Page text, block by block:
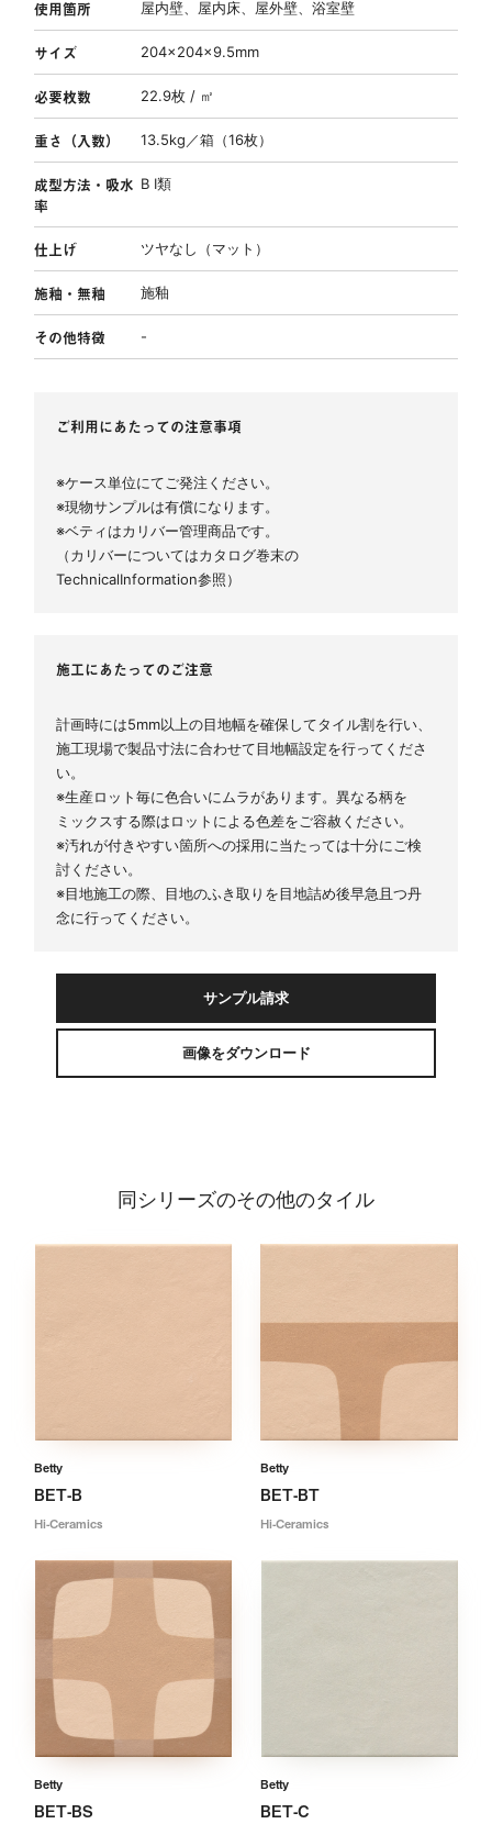
使用箇所 屋内壁、屋内床、屋外壁、浴室壁
サイズ 204×204×9.5mm
必要枚数 22.9枚 / ㎡
重さ（入数） 13.5kg／箱（16枚）
成型方法・吸水
率
B Ⅰ類
仕上げ ツヤなし（マット）
施釉・無釉 施釉
その他特徴 -
ご利用にあたっての注意事項
※ケース単位にてご発注ください。
※現物サンプルは有償になります。
※ベティはカリバー管理商品です。
（カリバーについてはカタログ巻末の
TechnicalInformation参照）
施工にあたってのご注意
計画時には5mm以上の目地幅を確保してタイル割を行い、
施工現場で製品寸法に合わせて目地幅設定を行ってくださ
い。
※生産ロット毎に色合いにムラがあります。異なる柄を
ミックスする際はロットによる色差をご容赦ください。
※汚れが付きやすい箇所への採用に当たっては十分にご検
討ください。
※目地施工の際、目地のふき取りを目地詰め後早急且つ丹
念に行ってください。
サンプル請求
画像をダウンロード
同シリーズのその他のタイル
Betty
BET-B
Hi-Ceramics
Betty
BET-BT
Hi-Ceramics
Betty
BET-BS
Betty
BET-C